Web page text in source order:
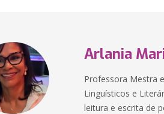
Arlania
Professora Mestra
Linguísticos e
leitura e escrita de